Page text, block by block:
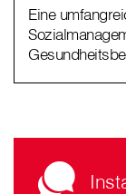
Eine